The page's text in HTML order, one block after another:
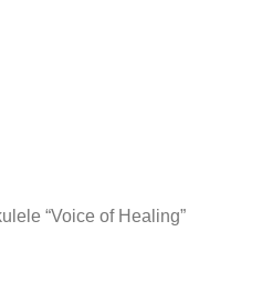
“Voice of Healing”